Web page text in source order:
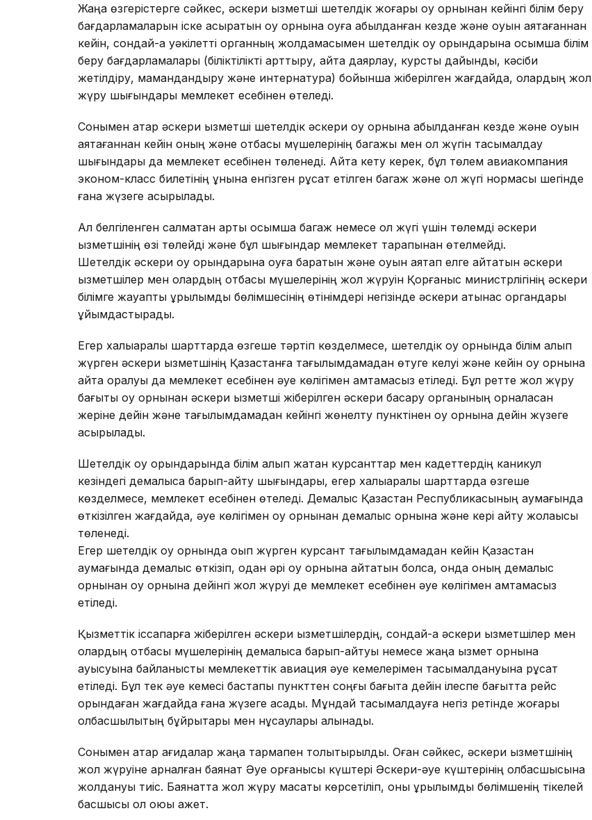
Жаңа өзгерістерге сәйкес, әскери қызметші шетелдік жоғары оқу орнынан кейінгі білім беру
бағдарламаларын іске асыратын оқу орнына оқуға қабылданған кезде және оқуын аяқтағаннан
кейін, сондай-ақ уәкілетті органның жолдамасымен шетелдік оқу орындарына қосымша білім
беру бағдарламалары (біліктілікті арттыру, қайта даярлау, курстық дайындық, кәсіби
жетілдіру, мамандандыру және интернатура) бойынша жіберілген жағдайда, олардың жол
жүру шығындары мемлекет есебінен өтеледі.
Сонымен қатар әскери қызметші шетелдік әскери оқу орнына қабылданған кезде және оқуын
аяқтағаннан кейін оның және отбасы мүшелерінің багажы мен қол жүгін тасымалдау
шығындары да мемлекет есебінен төленеді. Айта кету керек, бұл төлем авиакомпания
эконом-класс билетінің құнына енгізген рұқсат етілген багаж және қол жүгі нормасы шегінде
ғана жүзеге асырылады.
Ал белгіленген салмақтан артық қосымша багаж немесе қол жүгі үшін төлемді әскери
қызметшінің өзі төлейді және бұл шығындар мемлекет тарапынан өтелмейді.
Шетелдік әскери оқу орындарына оқуға баратын және оқуын аяқтап елге қайтатын әскери
қызметшілер мен олардың отбасы мүшелерінің жол жүруін Қорғаныс министрлігінің әскери
білімге жауапты құрылымдық бөлімшесінің өтінімдері негізінде әскери қатынас органдары
ұйымдастырады.
Егер халықаралық шарттарда өзгеше тәртіп көзделмесе, шетелдік оқу орнында білім алып
жүрген әскери қызметшінің Қазақстанға тағылымдамадан өтуге келуі және кейін оқу орнына
қайта оралуы да мемлекет есебінен әуе көлігімен қамтамасыз етіледі. Бұл ретте жол жүру
бағыты оқу орнынан әскери қызметші жіберілген әскери басқару органының орналасқан
жеріне дейін және тағылымдамадан кейінгі жөнелту пунктінен оқу орнына дейін жүзеге
асырылады.
Шетелдік оқу орындарында білім алып жатқан курсанттар мен кадеттердің каникул
кезіндегі демалысқа барып-қайту шығындары, егер халықаралық шарттарда өзгеше
көзделмесе, мемлекет есебінен өтеледі. Демалыс Қазақстан Республикасының аумағында
өткізілген жағдайда, әуе көлігімен оқу орнынан демалыс орнына және кері қайту жолақысы
төленеді.
Егер шетелдік оқу орнында оқып жүрген курсант тағылымдамадан кейін Қазақстан
аумағында демалыс өткізіп, одан әрі оқу орнына қайтатын болса, онда оның демалыс
орнынан оқу орнына дейінгі жол жүруі де мемлекет есебінен әуе көлігімен қамтамасыз
етіледі.
Қызметтік іссапарға жіберілген әскери қызметшілердің, сондай-ақ әскери қызметшілер мен
олардың отбасы мүшелерінің демалысқа барып-қайтуы немесе жаңа қызмет орнына
ауысуына байланысты мемлекеттік авиация әуе кемелерімен тасымалдануына рұқсат
етіледі. Бұл тек әуе кемесі бастапқы пункттен соңғы бағытқа дейін ілеспе бағытта рейс
орындаған жағдайда ғана жүзеге асады. Мұндай тасымалдауға негіз ретінде жоғары
қолбасшылықтың бұйрықтары мен нұсқаулары алынады.
Сонымен қатар қағидалар жаңа тармақпен толықтырылды. Оған сәйкес, әскери қызметшінің
жол жүруіне арналған баянат Әуе қорғанысы күштері Әскери-әуе күштерінің қолбасшысына
жолдануы тиіс. Баянатта жол жүру мақсаты көрсетіліп, оны құрылымдық бөлімшенің тікелей
басшысы қол қоюы қажет.